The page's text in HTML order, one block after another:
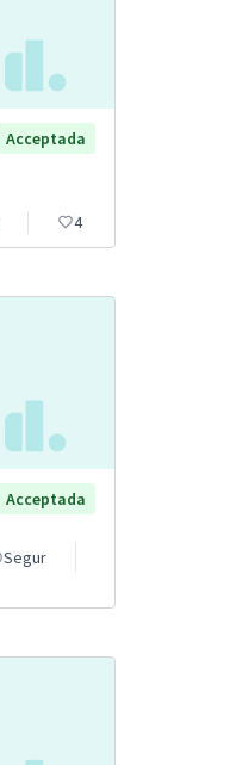
Acceptada
4
Acceptada
Segur